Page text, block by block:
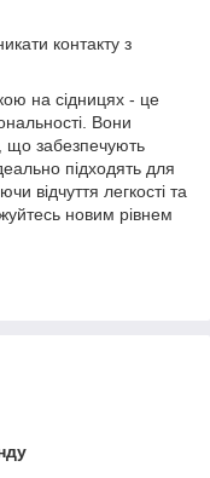
контакту з
на сідницях - це
Вони
що забезпечують
підходять для
відчуття легкості та
новим рівнем